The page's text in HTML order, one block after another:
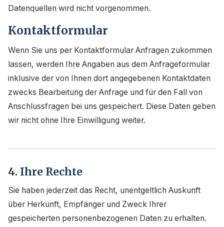
Datenquellen wird nicht vorgenommen.
Kontaktformular
Wenn Sie uns per Kontaktformular Anfragen zukommen
lassen, werden Ihre Angaben aus dem Anfrageformular
inklusive der von Ihnen dort angegebenen Kontaktdaten
zwecks Bearbeitung der Anfrage und für den Fall von
Anschlussfragen bei uns gespeichert. Diese Daten geben
wir nicht ohne Ihre Einwilligung weiter.
4. Ihre Rechte
Sie haben jederzeit das Recht, unentgeltlich Auskunft
über Herkunft, Empfänger und Zweck Ihrer
gespeicherten personenbezogenen Daten zu erhalten.